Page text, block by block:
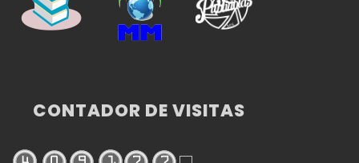
CONTADOR DE VISITAS